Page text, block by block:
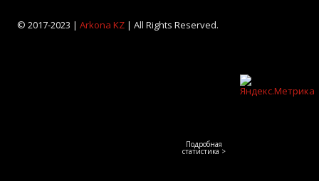
© 2017-2023 | Arkona KZ| All Rights Reserved.
Подробная
статистика >